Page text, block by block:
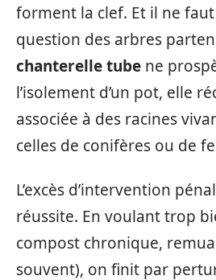
forment la clef. Et il ne
question des arbres
chanterelle tube ne
l’isolement d’un pot, elle
associée à des racines
celles de conifères ou de
L’excès d’intervention
réussite. En voulant trop
compost chronique,
souvent), on finit par